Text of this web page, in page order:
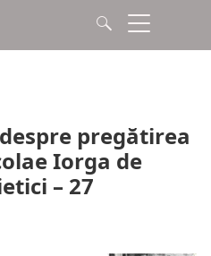
pregătirea
Iorga de
– 27